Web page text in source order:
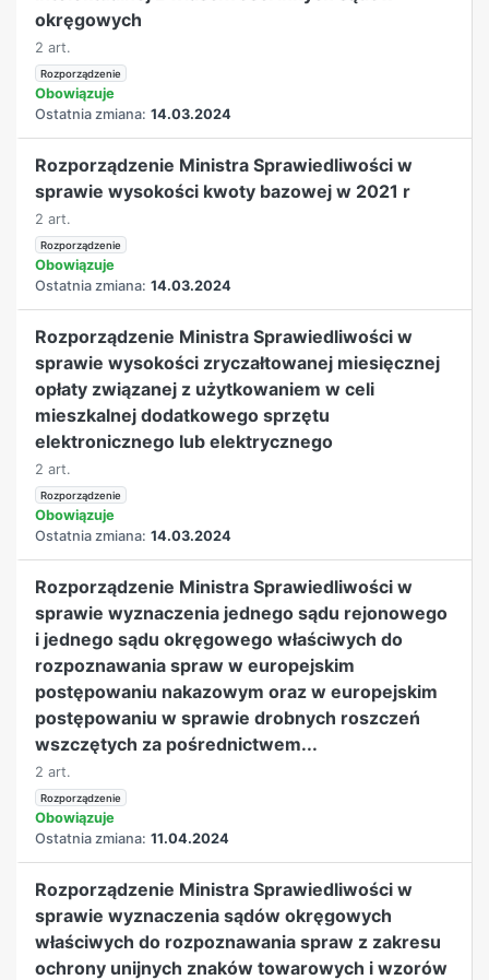
okręgowych
2 art.
Rozporządzenie
Obowiązuje
Ostatnia zmiana: 14.03.2024
Rozporządzenie Ministra Sprawiedliwości w
sprawie wysokości kwoty bazowej w 2021 r
2 art.
Rozporządzenie
Obowiązuje
Ostatnia zmiana: 14.03.2024
Rozporządzenie Ministra Sprawiedliwości w
sprawie wysokości zryczałtowanej miesięcznej
opłaty związanej z użytkowaniem w celi
mieszkalnej dodatkowego sprzętu
elektronicznego lub elektrycznego
2 art.
Rozporządzenie
Obowiązuje
Ostatnia zmiana: 14.03.2024
Rozporządzenie Ministra Sprawiedliwości w
sprawie wyznaczenia jednego sądu rejonowego
i jednego sądu okręgowego właściwych do
rozpoznawania spraw w europejskim
postępowaniu nakazowym oraz w europejskim
postępowaniu w sprawie drobnych roszczeń
wszczętych za pośrednictwem...
2 art.
Rozporządzenie
Obowiązuje
Ostatnia zmiana: 11.04.2024
Rozporządzenie Ministra Sprawiedliwości w
sprawie wyznaczenia sądów okręgowych
właściwych do rozpoznawania spraw z zakresu
ochrony unijnych znaków towarowych i wzorów